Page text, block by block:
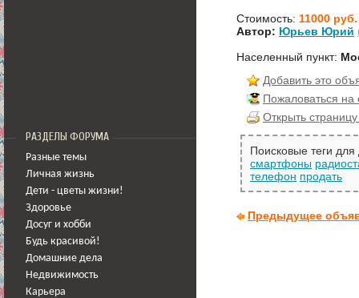
РАЗДЕЛЫ ФОРУМА
Разные темы
Личная жизнь
Дети - цветы жизни!
Здоровье
Досуг и хобби
Будь красивой!
Домашние дела
Недвижимость
Карьера
Стоимость: 11000 руб.
Автор: Юрьев Юрий
Населенный пункт:
Добавить это
Пожаловаться
Открыть
Поисковые теги
cмартфоны
телефон продать
Предыдущее